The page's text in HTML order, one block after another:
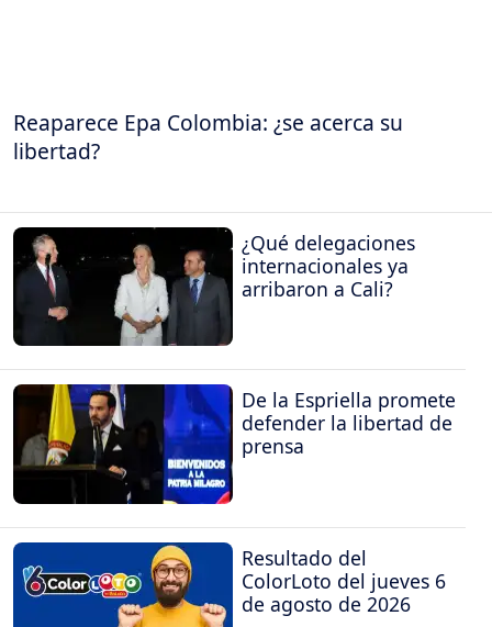
Reaparece Epa Colombia: ¿se acerca su
libertad?
¿Qué delegaciones
internacionales ya
arribaron a Cali?
De la Espriella promete
defender la libertad de
prensa
Resultado del
ColorLoto del jueves 6
de agosto de 2026